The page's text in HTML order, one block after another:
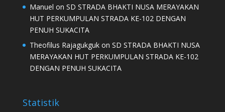
Manuel on SD STRADA BHAKTI NUSA MERAYAKAN
HUT PERKUMPULAN STRADA KE-102 DENGAN
PENUH SUKACITA
Theofilus Rajagukgukon SD STRADA BHAKTI NUSA
MERAYAKAN HUT PERKUMPULAN STRADA KE-102
DENGAN PENUH SUKACITA
Statistik